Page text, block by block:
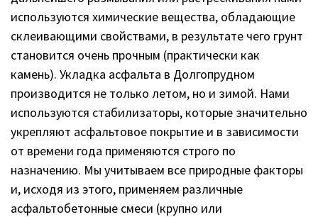
используются химические вещества, обладающие
склеивающими свойствами, в результате чего грунт
становится очень прочным (практически как
камень). Укладка асфальта в Долгопрудном
производится не только летом, но и зимой. Нами
используются стабилизаторы, которые значительно
укрепляют асфальтовое покрытие и в зависимости
от времени года применяются строго по
назначению. Мы учитываем все природные факторы
и, исходя из этого, применяем различные
асфальтобетонные смеси (крупно или